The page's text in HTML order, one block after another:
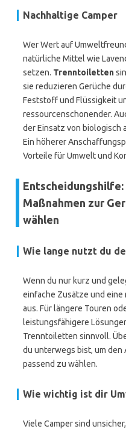
Nachhaltige Camper
Wer Wert auf
natürliche Mittel wie
setzen. Trenntoiletten
sie reduzieren Gerüche
Feststoff und Flüssigkeit
ressourcenschonender.
der Einsatz von biologisch
Ein höherer
Vorteile für Umwelt und
Entscheidungshilfe:
Maßnahmen zur
wählen
Wie lange nutzt du
Wenn du nur kurz und
einfache Zusätze und eine
aus. Für längere Touren
leistungsfähigere
Trenntoiletten sinnvoll.
du unterwegs bist, um den
passend zu wählen.
Wie wichtig ist dir
Viele Camper sind